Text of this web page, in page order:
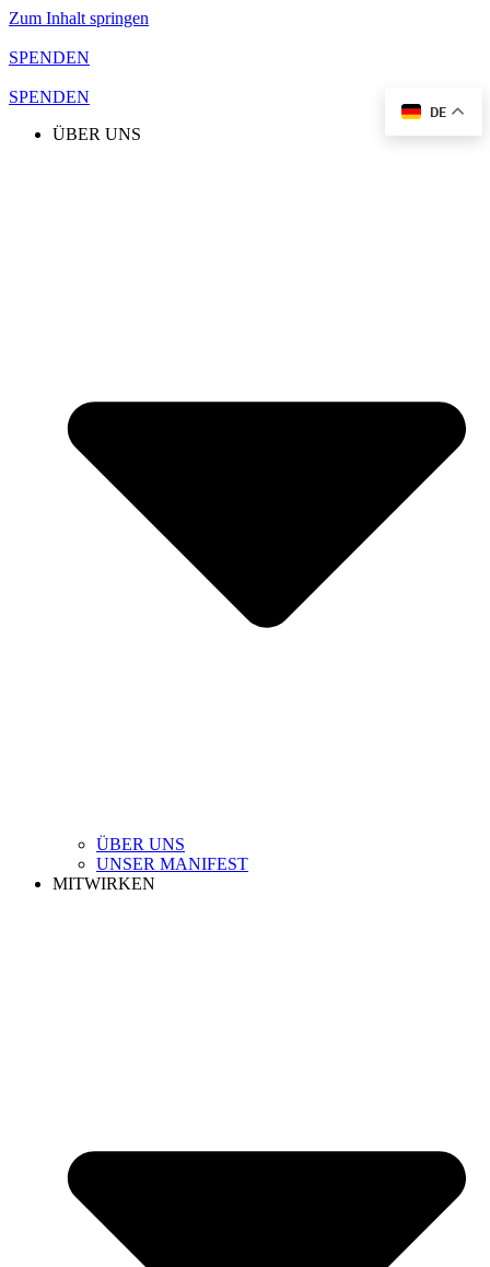
Zum Inhalt springen
SPENDEN
SPENDEN
ÜBER UNS
ÜBER UNS
UNSER MANIFEST
MITWIRKEN
DE